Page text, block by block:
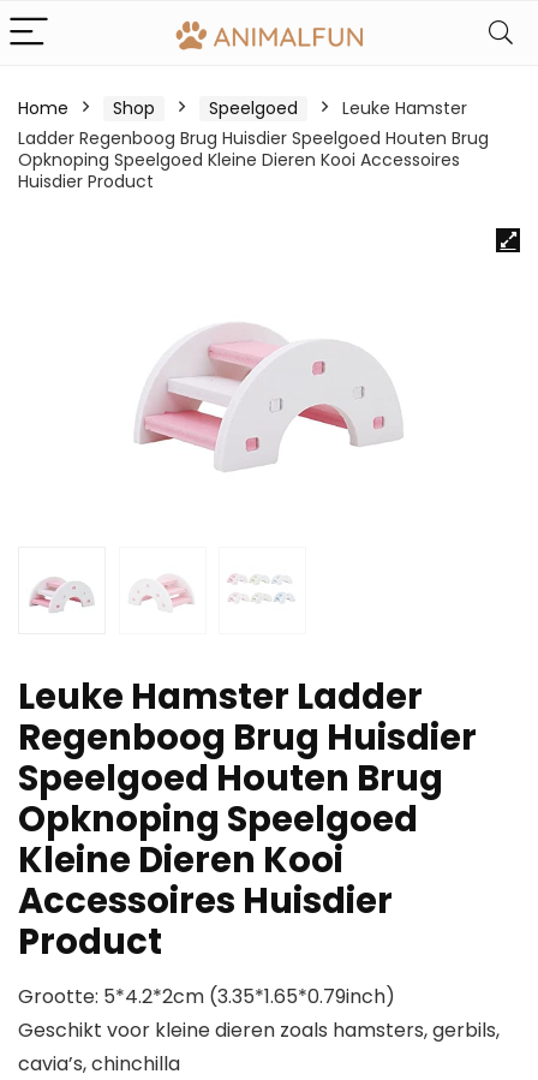
Home Shop Speelgoed
Leuke Hamster
Ladder Regenboog Brug Huisdier Speelgoed Houten Brug
Opknoping Speelgoed Kleine Dieren Kooi Accessoires
Huisdier Product
Leuke Hamster Ladder
Regenboog Brug Huisdier
Speelgoed Houten Brug
Opknoping Speelgoed
Kleine Dieren Kooi
Accessoires Huisdier
Product
Grootte: 5*4.2*2cm (3.35*1.65*0.79inch)
Geschikt voor kleine dieren zoals hamsters, gerbils,
cavia’s, chinchilla